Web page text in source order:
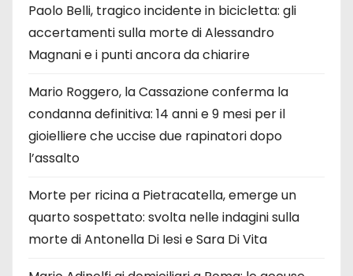
Paolo Belli, tragico incidente in bicicletta: gli
accertamenti sulla morte di Alessandro
Magnani e i punti ancora da chiarire
Mario Roggero, la Cassazione conferma la
condanna definitiva: 14 anni e 9 mesi per il
gioielliere che uccise due rapinatori dopo
l’assalto
Morte per ricina a Pietracatella, emerge un
quarto sospettato: svolta nelle indagini sulla
morte di Antonella Di Iesi e Sara Di Vita